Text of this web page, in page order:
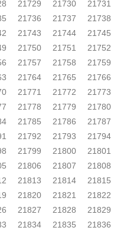
21729 21730
21731
21736 21737
21738
21743 21744
21745
21750 21751
21752
21757 21758
21759
21764 21765
21766
21771 21772
21773
21778 21779
21780
21785 21786
21787
21792 21793
21794
21799 21800
21801
21806 21807
21808
21813 21814
21815
21820 21821
21822
21827 21828
21829
21834 21835
21836